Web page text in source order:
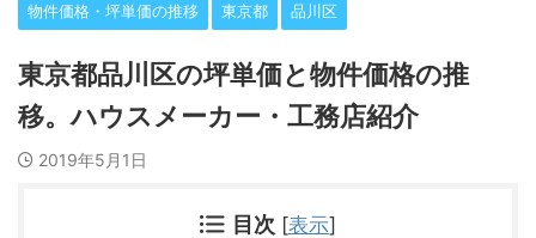
物件価格・坪単価の推移 東京都 品川区
東京都品川区の坪単価と物件価格の推
移。ハウスメーカー・工務店紹介
2019年5月1日
目次 [表示]